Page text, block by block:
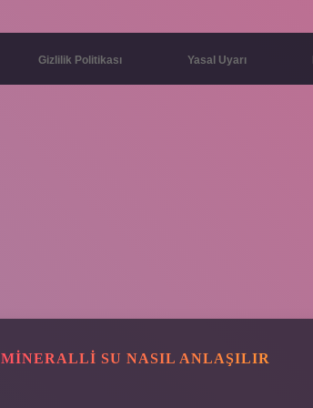
Gizlilik Politikası Yasal Uyarı
MINERALLI SU NASIL ANLAŞILIR